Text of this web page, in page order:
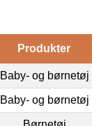
Produkter
Baby- og børnetøj
Baby- og børnetøj